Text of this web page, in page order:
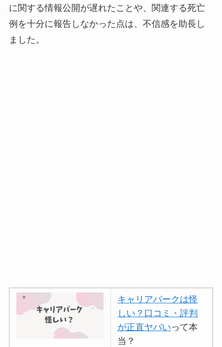
に関する情報公開が遅れたことや、関連する死亡
例を十分に報告しなかった点は、不信感を助長し
ました。
キャリアパークは怪
しい？口コミ・評判
が正直ヤバいって本
当？